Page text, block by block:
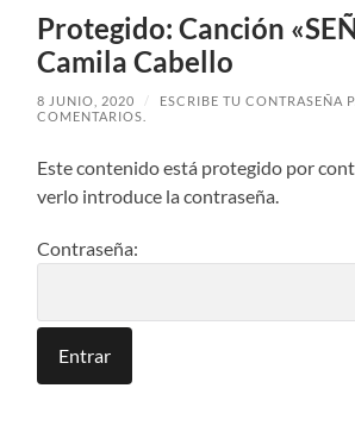
Protegido: Canción
Camila Cabello
8 JUNIO, 2020 /
ESCRIBE TU CONTRASEÑA
COMENTARIOS.
Este contenido está protegido por
verlo introduce la contraseña.
Contraseña: